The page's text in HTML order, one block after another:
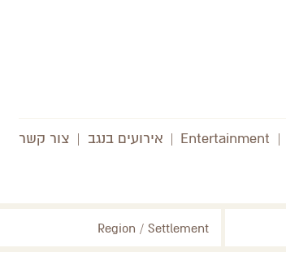
|
Entertainment
| אירועים בנגב | צור קשר
Region / Settlement